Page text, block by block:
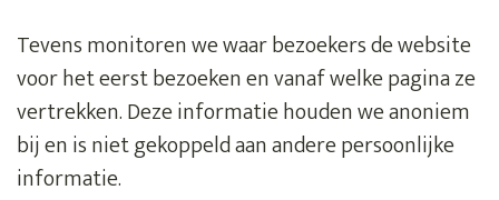
Tevens monitoren we waar bezoekers de website
voor het eerst bezoeken en vanaf welke pagina ze
vertrekken. Deze informatie houden we anoniem
bij en is niet gekoppeld aan andere persoonlijke
informatie.